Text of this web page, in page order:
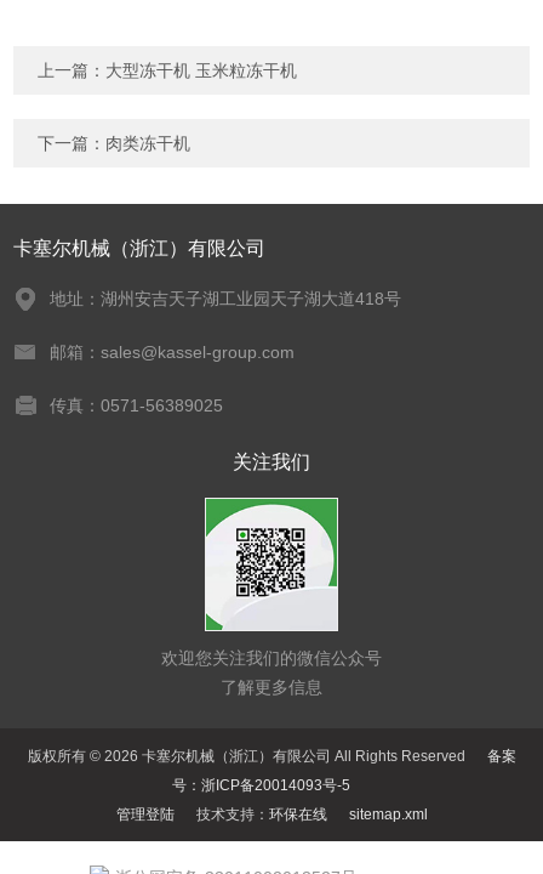
上一篇： 大型冻干机 玉米粒冻干机
下一篇： 肉类冻干机
卡塞尔机械（浙江）有限公司
地址：湖州安吉天子湖工业园天子湖大道418号
邮箱：sales@kassel-group.com
传真：0571-56389025
关注我们
欢迎您关注我们的微信公众号
了解更多信息
版权所有 © 2026 卡塞尔机械（浙江）有限公司 All Rights Reserved 备案
号：浙ICP备20014093号-5
管理登陆技术支持： 环保在线 sitemap.xml